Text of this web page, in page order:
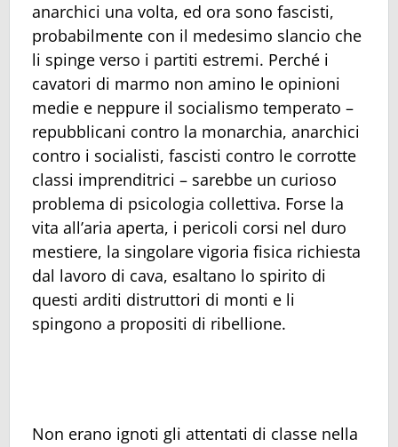
anarchici una volta, ed ora sono fascisti,
probabilmente con il medesimo slancio che
li spinge verso i partiti estremi. Perché i
cavatori di marmo non amino le opinioni
medie e neppure il socialismo temperato –
repubblicani contro la monarchia, anarchici
contro i socialisti, fascisti contro le corrotte
classi imprenditrici – sarebbe un curioso
problema di psicologia collettiva. Forse la
vita all’aria aperta, i pericoli corsi nel duro
mestiere, la singolare vigoria fisica richiesta
dal lavoro di cava, esaltano lo spirito di
questi arditi distruttori di monti e li
spingono a propositi di ribellione.
Non erano ignoti gli attentati di classe nella